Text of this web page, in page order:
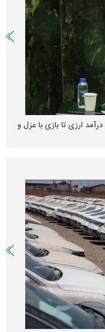
ارزی تا بازی با عزل و